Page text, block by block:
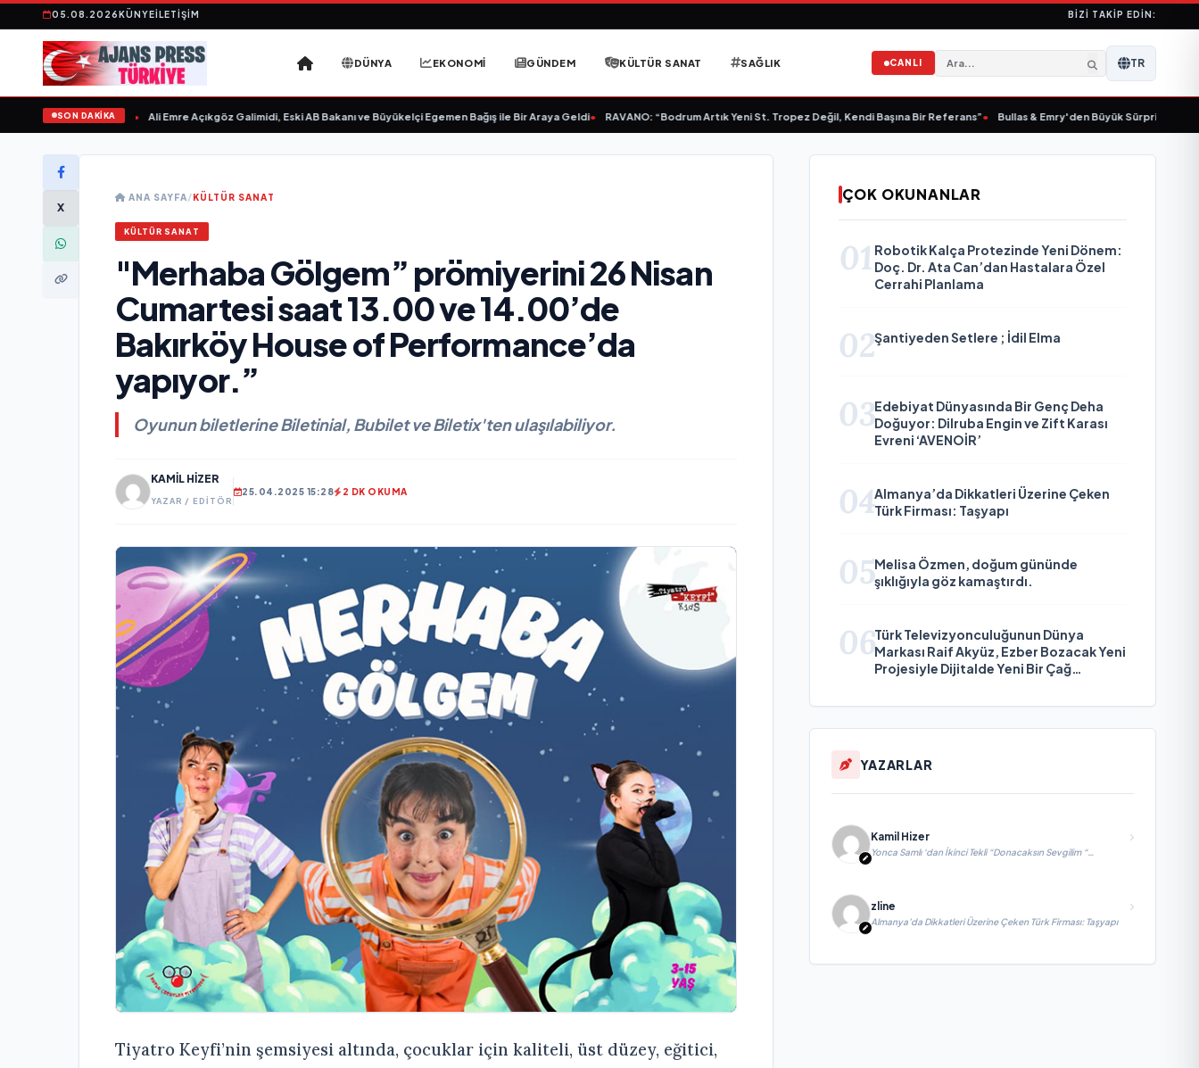
05.08.2026KÜNYEİLETIŞIM BIZI TAKIP EDIN:
DÜNYA EKONOMİ GÜNDEM KÜLTÜR SANAT SAĞLIK CANLI TR
SON DAKİKA
Sevgilim “ yayımlandı• Ali Emre Açıkgöz Galimidi, Eski AB Bakanı ve Büyükelçi Egemen Bağış ile Bir Araya Geldi• RAVANO: “Bodrum Artık Yeni St. Tropez Değil, Kendi Başına Bir Referans”• Bullas & Emry'den Büyük Sürpriz! "Kaç
X
ANA SAYFA/KÜLTÜR SANAT
KÜLTÜR SANAT
"Merhaba Gölgem” prömiyerini 26 Nisan
Cumartesi saat 13.00 ve 14.00’de
Bakırköy House of Performance’da
yapıyor.”
Oyunun biletlerine Biletinial, Bubilet ve Biletix'ten ulaşılabiliyor.
KAMIL HIZER
YAZAR / EDITÖR
25.04.2025 15:28 2 DK OKUMA
Tiyatro Keyfi’nin şemsiyesi altında, çocuklar için kaliteli, üst düzey, eğitici,
ÇOK OKUNANLAR
01 Robotik Kalça Protezinde Yeni Dönem:
Doç. Dr. Ata Can’dan Hastalara Özel
Cerrahi Planlama
02Şantiyeden Setlere ; İdil Elma
03Edebiyat Dünyasında Bir Genç Deha
Doğuyor: Dilruba Engin ve Zift Karası
Evreni ‘AVENOİR’
04Almanya’da Dikkatleri Üzerine Çeken
Türk Firması: Taşyapı
05Melisa Özmen, doğum gününde
şıklığıyla göz kamaştırdı.
06Türk Televizyonculuğunun Dünya
Markası Raif Akyüz, Ezber Bozacak Yeni
Projesiyle Dijitalde Yeni Bir Çağ
YAZARLAR
Kamil Hizer
Yonca Samlı ‘dan İkinci Tekli “Donacaksın Sevgilim “
yayımlandı
zline
Almanya’da Dikkatleri Üzerine Çeken Türk Firması: Taşyapı